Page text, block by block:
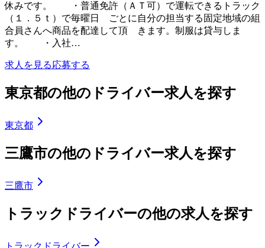
休みです。 ・普通免許（ＡＴ可）で運転できるトラック
（１．５ｔ）で毎曜日 ごとに自分の担当する固定地域の組
合員さんへ商品を配達して頂 きます。制服は貸与しま
す。 ・入社…
求人を見る応募する
東京都の他のドライバー求人を探す
東京都
三鷹市の他のドライバー求人を探す
三鷹市
トラックドライバーの他の求人を探す
トラックドライバー